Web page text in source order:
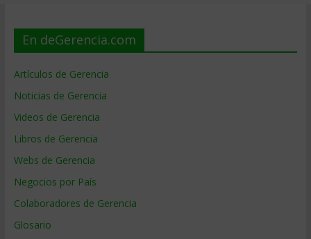
En deGerencia.com
Artículos de Gerencia
Noticias de Gerencia
Videos de Gerencia
Libros de Gerencia
Webs de Gerencia
Negocios por País
Colaboradores de Gerencia
Glosario